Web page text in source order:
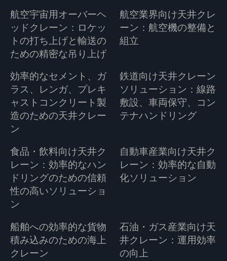
航空宇宙用オーバーヘ
ッドクレーン：ロケッ
トの打ち上げと輸送の
ための精密な吊り上げ
航空業界向け天井クレ
ーン：航空機の整備と
組立
効率的なセメント、ガ
ラス、レンガ、プレキ
ャストコンクリート製
造のための天井クレー
ン
鉄道向け天井クレーン
ソリューション：線路
敷設、車両保守、コン
テナハンドリング
食品・飲料向け天井ク
レーン：効率的なハン
ドリングのための信頼
性の高いソリューショ
ン
自動車産業向け天井ク
レーン：効率的な自動
化ソリューション
船舶への効率的な貨物
積み込みのための海上
クレーン
石油・ガス産業向け天
井クレーン：運用効率
の向上